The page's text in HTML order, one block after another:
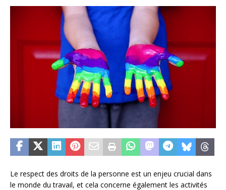
Le respect des droits de la personne est un enjeu crucial dans
le monde du travail, et cela concerne également les activités